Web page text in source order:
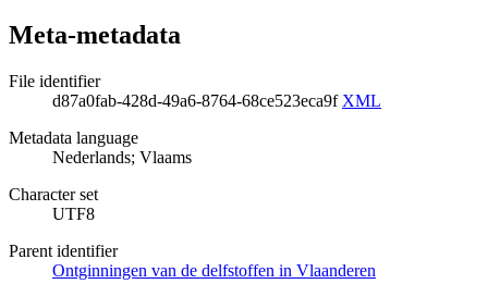
Meta-metadata
File identifier
d87a0fab-428d-49a6-8764-68ce523eca9f XML
Metadata language
Nederlands; Vlaams
Character set
UTF8
Parent identifier
Ontginningen van de delfstoffen in Vlaanderen